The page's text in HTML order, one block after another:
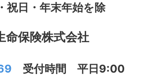
祝日・年末年始を除
命保険株式会社
受付時間 平日9:00